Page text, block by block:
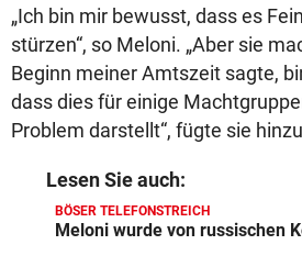
„Ich bin mir bewusst, dass es
stürzen“, so Meloni. „Aber sie
Beginn meiner Amtszeit sagte,
dass dies für einige
Problem darstellt“, fügte sie
Lesen Sie auch:
BÖSER TELEFONSTREICH
Meloni wurde von russischen